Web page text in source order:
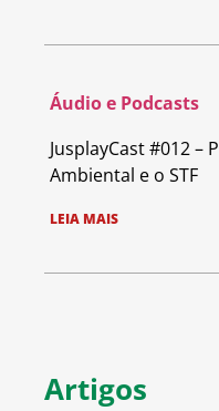
Áudio e Podcasts
JusplayCast #012 –
Ambiental e o STF
LEIA MAIS
Artigos